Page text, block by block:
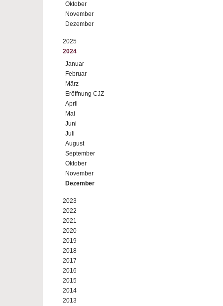
Oktober
November
Dezember
2025
2024
Januar
Februar
März
Eröffnung CJZ
April
Mai
Juni
Juli
August
September
Oktober
November
Dezember
2023
2022
2021
2020
2019
2018
2017
2016
2015
2014
2013